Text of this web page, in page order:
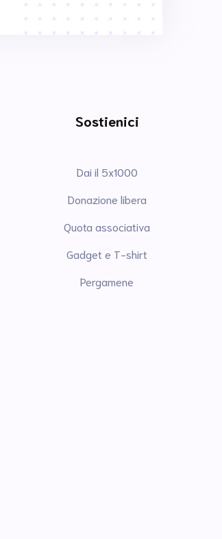
Sostienici
Dai il 5x1000
Donazione libera
Quota associativa
Gadget e T-shirt
Pergamene